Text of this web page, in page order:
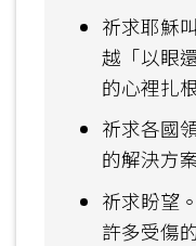
祈求耶穌
越「以眼
的心裡扎
祈求各國
的解決方
祈求盼望
許多受傷